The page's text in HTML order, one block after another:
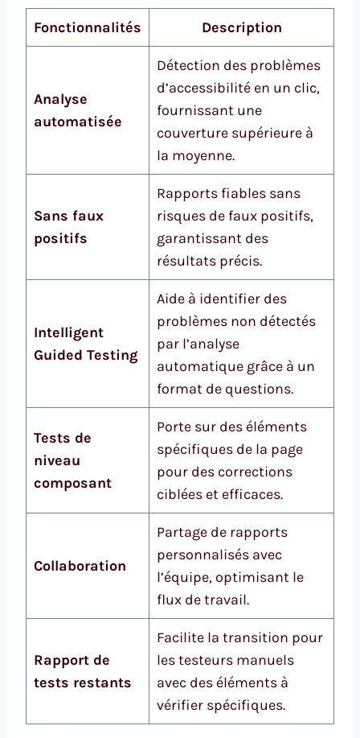
Fonctionnalités Description
Analyse
automatisée
Détection des problèmes
d’accessibilité en un clic,
fournissant une
couverture supérieure à
la moyenne.
Sans faux
positifs
Rapports fiables sans
risques de faux positifs,
garantissant des
résultats précis.
Intelligent
Guided Testing
Aide à identifier des
problèmes non détectés
par l’analyse
automatique grâce à un
format de questions.
Tests de
niveau
composant
Porte sur des éléments
spécifiques de la page
pour des corrections
ciblées et efficaces.
Collaboration
Partage de rapports
personnalisés avec
l’équipe, optimisant le
flux de travail.
Rapport de
tests restants
Facilite la transition pour
les testeurs manuels
avec des éléments à
vérifier spécifiques.